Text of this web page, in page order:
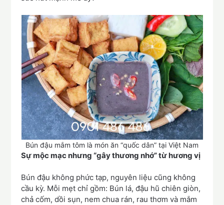
Bún đậu mắm tôm là món ăn “quốc dân” tại Việt Nam
Sự mộc mạc nhưng “gây thương nhớ” từ hương vị
Bún đậu không phức tạp, nguyên liệu cũng không
cầu kỳ. Mỗi mẹt chỉ gồm: Bún lá, đậu hũ chiên giòn,
chả cốm, dồi sụn, nem chua rán, rau thơm và mắm